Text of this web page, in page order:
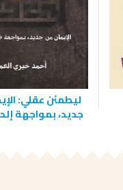
ليطمئن عقلي:
جديد، بمواجهة